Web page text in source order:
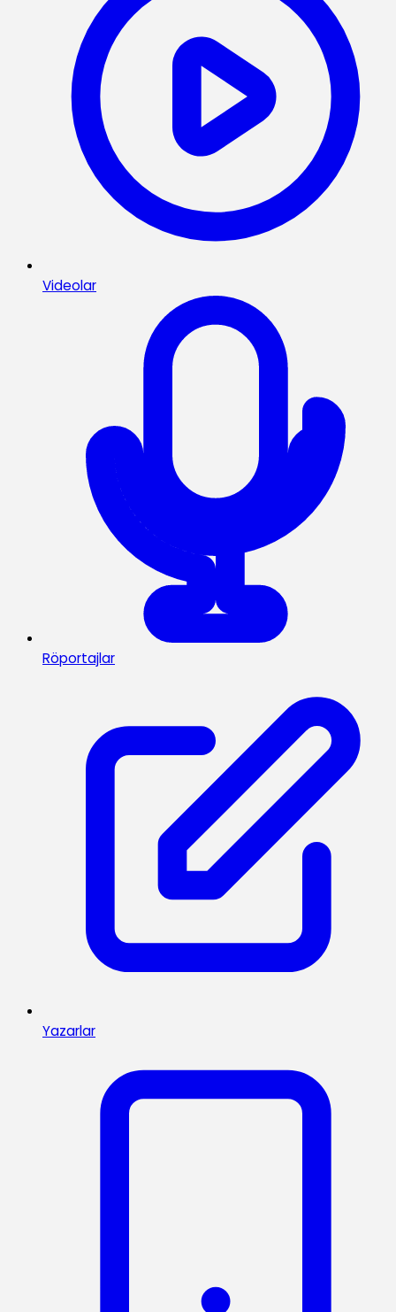
Videolar
Röportajlar
Yazarlar